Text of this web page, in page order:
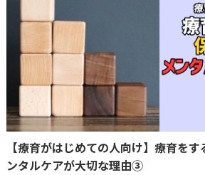
【療育がはじめての人向け】療育を
ンタルケアが大切な理由③